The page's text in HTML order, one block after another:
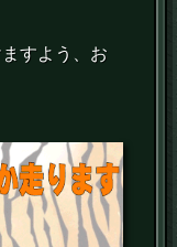
すよう、お